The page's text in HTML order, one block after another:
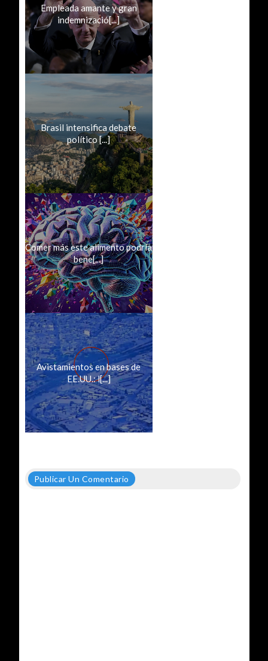
Empleada amante y gran
indemnizació[...]
Brasil intensifica debate
político [...]
Comer más este alimento podría
bene[...]
Avistamientos en bases de
EE.UU.: l[...]
Publicar Un Comentario